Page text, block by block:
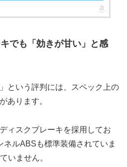
でも「効きが甘い」と感
という評判には、スペック上の
あります。
ィスクブレーキを採用してお
ネルABSも標準装備されていま
いません。